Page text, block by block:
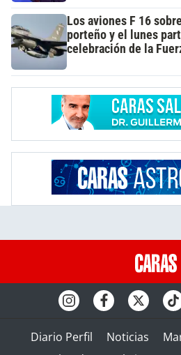
Los aviones F 16
porteño y el lunes
celebración de la
Diario Perfil Noticias